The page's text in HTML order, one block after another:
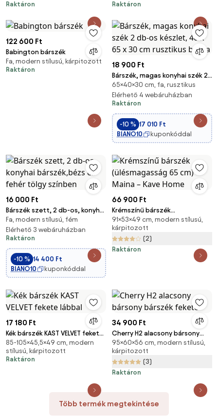
Raktáron Raktáron
122 600 Ft
Babington bárszék
Fa, modern stílusú, kárpitozott
Raktáron
18 900 Ft
Bárszék, magas konyhai szék 2
db-os készlet, 40 x 65 x 30 cm
rusztikus barna
65×40×30 cm, fa, rusztikus
Elérhető 4 webáruházban
Raktáron
-10 % 17 010 Ft
BIANO10
kuponkóddal
16 000 Ft
Bárszék szett, 2 db-os, konyhai
bárszék,bézs és fehér tölgy
színben
Fa, modern stílusú, fém
Elérhető 3 webáruházban
Raktáron
-10 % 14 400 Ft
BIANO10
kuponkóddal
66 900 Ft
Krémszínű bárszék
(ülésmagasság 65 cm) Maina –
Kave Home
91×53×49 cm, modern stílusú,
kárpitozott
(2)
Raktáron
17 180 Ft
Kék bárszék KAST VELVET fekete
lábbal
85-105×45,5×49 cm, modern
stílusú, kárpitozott
Raktáron
34 900 Ft
Cherry H2 alacsony bársony
bárszék fekete
95×60×56 cm, modern stílusú,
kárpitozott
(3)
Raktáron
Több termék megtekintése